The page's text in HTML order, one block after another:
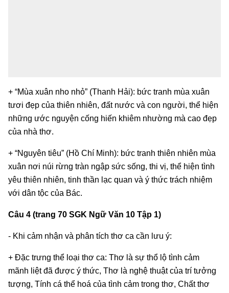
+ “Mùa xuân nho nhỏ” (Thanh Hải): bức tranh mùa xuân
tươi đẹp của thiên nhiên, đất nước và con người, thể hiện
những ước nguyện cống hiến khiêm nhường mà cao đẹp
của nhà thơ.
+ “Nguyên tiêu” (Hồ Chí Minh): bức tranh thiên nhiên mùa
xuân nơi núi rừng tràn ngập sức sống, thi vị, thể hiện tình
yêu thiên nhiên, tinh thần lạc quan và ý thức trách nhiệm
với dân tộc của Bác.
Câu 4 (trang 70 SGK Ngữ Văn 10 Tập 1)
- Khi cảm nhận và phân tích thơ ca cần lưu ý:
+ Đặc trưng thể loại thơ ca: Thơ là sự thổ lộ tình cảm
mãnh liệt đã được ý thức, Thơ là nghệ thuật của trí tưởng
tượng, Tính cá thể hoá của tình cảm trong thơ, Chất thơ